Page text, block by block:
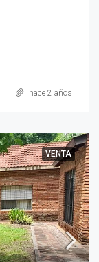
hace 2 años
VENTA